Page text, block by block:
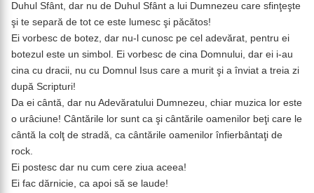
Duhul Sfânt, dar nu de Duhul Sfânt a lui Dumnezeu care sfinţeşte
şi te separă de tot ce este lumesc şi păcătos!
Ei vorbesc de botez, dar nu-l cunosc pe cel adevărat, pentru ei
botezul este un simbol. Ei vorbesc de cina Domnului, dar ei i-au
cina cu dracii, nu cu Domnul Isus care a murit şi a înviat a treia zi
după Scripturi!
Da ei cântă, dar nu Adevăratului Dumnezeu, chiar muzica lor este
o urâciune! Cântările lor sunt ca şi cântările oamenilor beţi care le
cântă la colţ de stradă, ca cântările oamenilor înfierbântaţi de
rock.
Ei postesc dar nu cum cere ziua aceea!
Ei fac dărnicie, ca apoi să se laude!